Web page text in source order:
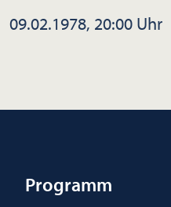
09.02.1978, 20:00 Uhr
Programm